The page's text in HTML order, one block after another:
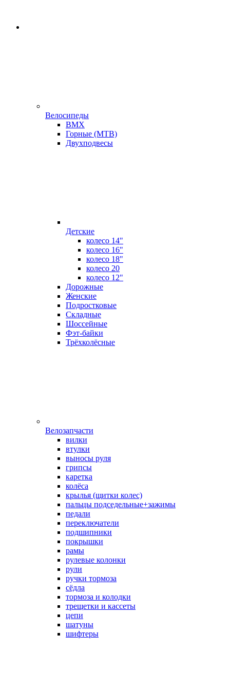
Велосипеды
BMX
Горные (MTB)
Двухподвесы
Детские
колесо 14"
колесо 16"
колесо 18"
колесо 20
колесо 12"
Дорожные
Женские
Подростковые
Складные
Шоссейные
Фэт-байки
Трёхколёсные
Велозапчасти
вилки
втулки
выносы руля
грипсы
каретка
колёса
крылья (щитки колес)
пальцы подседельные+зажимы
педали
переключатели
подшипники
покрышки
рамы
рулевые колонки
рули
ручки тормоза
сёдла
тормоза и колодки
трещетки и кассеты
цепи
шатуны
шифтеры